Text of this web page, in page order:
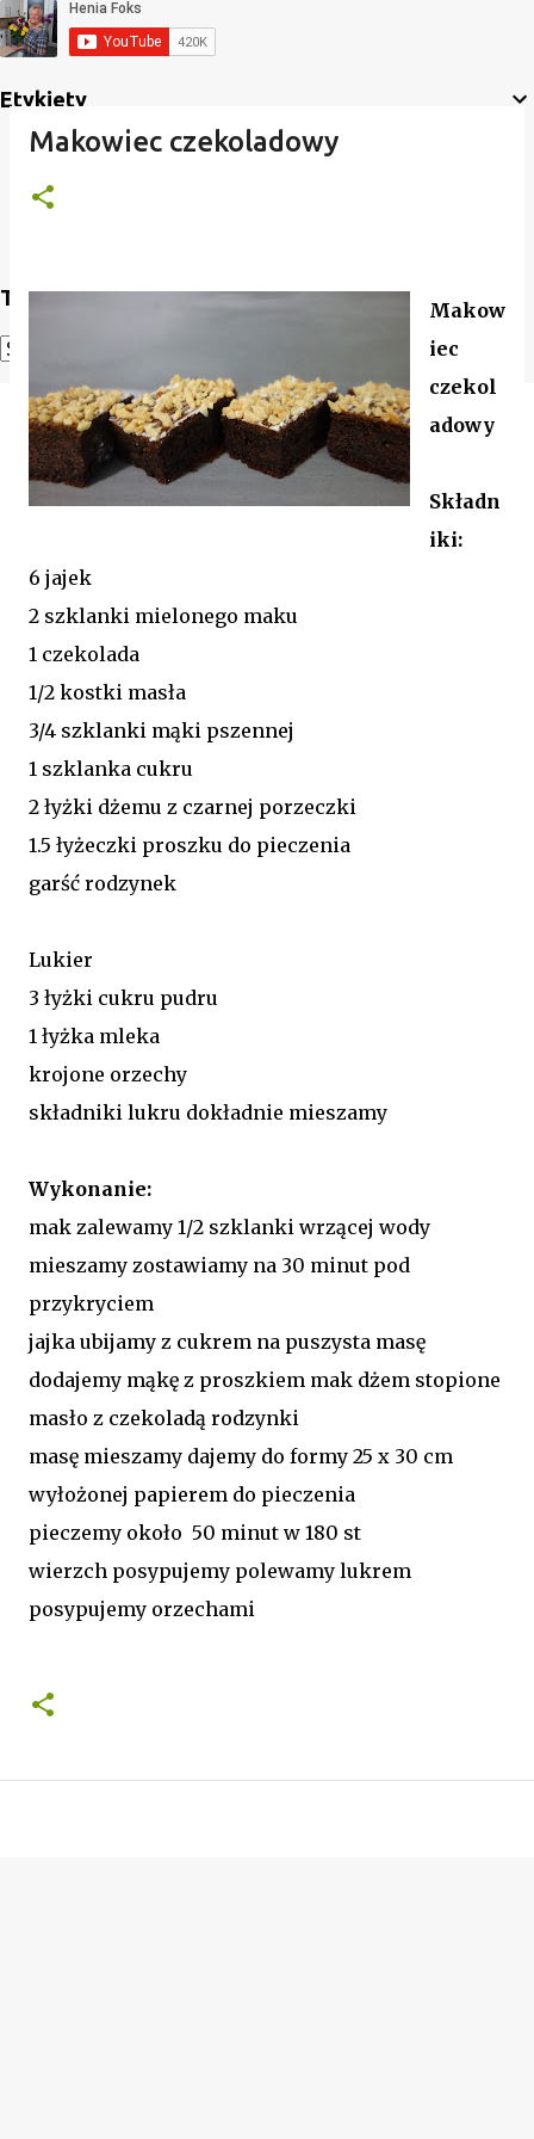
Etykiety
Translate
Translate
Makowiec czekoladowy
Makow
iec
czekol
adowy
Składn
iki:
6 jajek
2 szklanki mielonego maku
1 czekolada
1/2 kostki masła
3/4 szklanki mąki pszennej
1 szklanka cukru
2 łyżki dżemu z czarnej porzeczki
1.5 łyżeczki proszku do pieczenia
garść rodzynek
Lukier
3 łyżki cukru pudru
1 łyżka mleka
krojone orzechy
składniki lukru dokładnie mieszamy
Wykonanie:
mak zalewamy 1/2 szklanki wrzącej wody
mieszamy zostawiamy na 30 minut pod
przykryciem
jajka ubijamy z cukrem na puszysta masę
dodajemy mąkę z proszkiem mak dżem stopione
masło z czekoladą rodzynki
masę mieszamy dajemy do formy 25 x 30 cm
wyłożonej papierem do pieczenia
pieczemy około 50 minut w 180 st
wierzch posypujemy polewamy lukrem
posypujemy orzechami